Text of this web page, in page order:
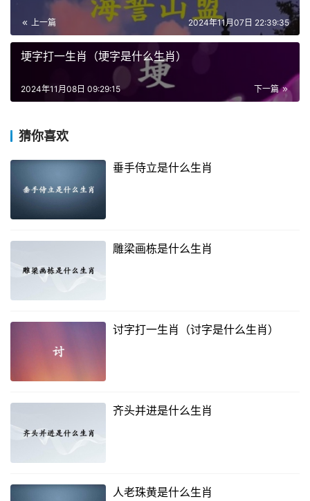
上一篇 2024年11月07日 22:39:35
埂字打一生肖（埂字是什么生肖）
下一篇
2024年11月08日 09:29:15
猜你喜欢
垂手侍立是什么生肖
雕梁画栋是什么生肖
讨字打一生肖（讨字是什么生肖）
齐头并进是什么生肖
人老珠黄是什么生肖